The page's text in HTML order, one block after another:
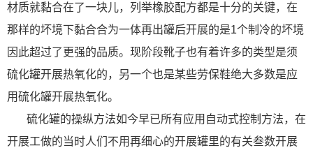
材质就黏合在了一块儿，列举橡胶配方都是十分的关键，在
那样的坏境下黏合合为一体再出罐后开展的是1个制冷的坏境
因此超过了更强的品质。现阶段靴子也有着许多的类型是须
硫化罐开展热氧化的，另一个也是某些劳保鞋绝大多数是应
用硫化罐开展热氧化。
硫化罐的操纵方法如今早已所有应用自动式控制方法，在
开展工做的当时人们不用再细心的开展罐里的有关叁数开展